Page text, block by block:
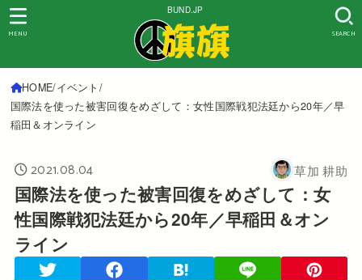
BUND.JP
SEARCH
MENU
HOME イベント
国際法を使った被害回復をめざして：女性国際戦犯法廷から20年／早
稲田＆オンライン
2021.08.04 草加 耕助
国際法を使った被害回復をめざして：女
性国際戦犯法廷から20年／早稲田＆オン
ライン